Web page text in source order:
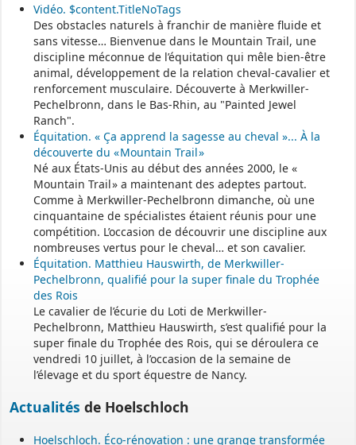
Permanence mairie
Le secrétariat est fermé le samedi matin.
Une permanence est assurée par le maire, sur rendez-vous.
Vidéo. $content.TitleNoTags
Des obstacles naturels à franchir de manière fluide et
sans vitesse… Bienvenue dans le Mountain Trail, une
discipline méconnue de l’équitation qui mêle bien-être
animal, développement de la relation cheval-cavalier et
renforcement musculaire. Découverte à Merkwiller-
Pechelbronn, dans le Bas-Rhin, au "Painted Jewel
Ranch".
Équitation. « Ça apprend la sagesse au cheval »... À la
découverte du « Mountain Trail »
Né aux États-Unis au début des années 2000, le «
Mountain Trail » a maintenant des adeptes partout.
Comme à Merkwiller-Pechelbronn dimanche, où une
cinquantaine de spécialistes étaient réunis pour une
compétition. L’occasion de découvrir une discipline aux
nombreuses vertus pour le cheval… et son cavalier.
Équitation. Matthieu Hauswirth, de Merkwiller-
Pechelbronn, qualifié pour la super finale du Trophée
des Rois
Le cavalier de l’écurie du Loti de Merkwiller-
Pechelbronn, Matthieu Hauswirth, s’est qualifié pour la
super finale du Trophée des Rois, qui se déroulera ce
vendredi 10 juillet, à l’occasion de la semaine de
l’élevage et du sport équestre de Nancy.
Actualités de Hoelschloch
Hoelschloch. Éco-rénovation : une grange transformée